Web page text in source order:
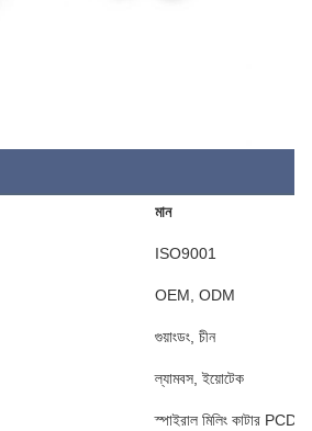
মান
ISO9001
OEM, ODM
গুয়াংডং, চীন
ল্যামবস, ইয়োটেক
স্পাইরাল মিলিং কাটার PCD